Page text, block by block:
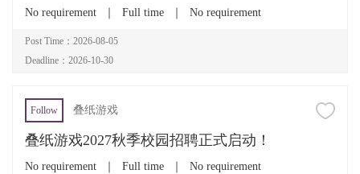
No requirement Full time No requirement
Post Time：2026-08-05
Deadline：2026-10-30
Follow 叠纸游戏
叠纸游戏2027秋季校园招聘正式启动！
No requirement Full time No requirement